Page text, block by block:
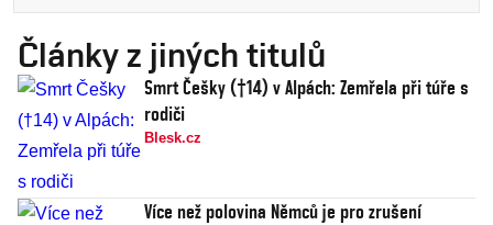
Články z jiných titulů
Smrt Češky (†14) v Alpách: Zemřela při túře s
rodiči
Blesk.cz
Více než polovina Němců je pro zrušení